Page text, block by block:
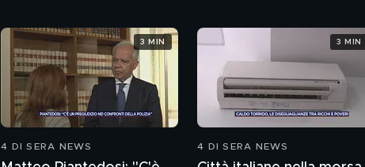
4 DI SERA NEWS
3 MIN
4 DI SERA NEWS
3 MIN